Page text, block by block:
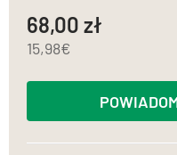
68,00
15,98